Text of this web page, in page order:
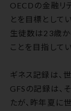
OECDの金融リ
とを目標としてい
生徒数は23歳
ことを目指してい
ギネス記録は、
GFSの記録は、
たが、昨年夏に